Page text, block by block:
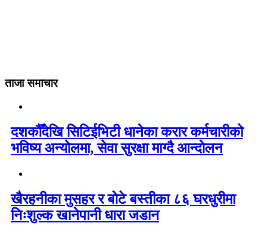
ताजा समाचार
दशकौँदेखि सिटिईभिटी धानेका करार कर्मचारीको
भविष्य अन्योलमा, सेवा सुरक्षा माग्दै आन्दोलन
खैरहनीका मुसहर र बोटे बस्तीका ८६ घरधुरीमा
निःशुल्क खानेपानी धारा जडान